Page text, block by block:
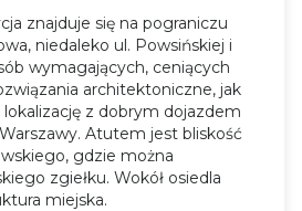
znajduje się na pograniczu
niedaleko ul. Powsińskiej i
wymagających, ceniących
architektoniczne, jak
lokalizację z dobrym dojazdem
Atutem jest bliskość
gdzie można
zgiełku. Wokół osiedla
miejska.